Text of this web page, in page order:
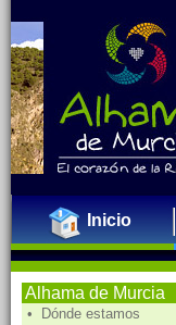
Inicio
Alhama de Murcia
• Dónde estamos